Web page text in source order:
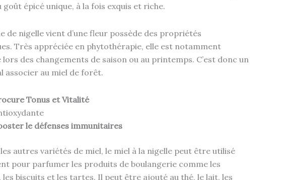
goût épicé unique, à la fois exquis et riche.
de nigelle vient d’une fleur possède des propriétés
Très appréciée en phytothérapie, elle est notamment
lors des changements de saison ou au printemps. C’est donc un
associer au miel de forêt.
Tonus et Vitalité
le défenses immunitaires
autres variétés de miel, le miel à la nigelle peut être utilisé
pour parfumer les produits de boulangerie comme les
les biscuits et les tartes. Il peut être ajouté au thé, le lait, les